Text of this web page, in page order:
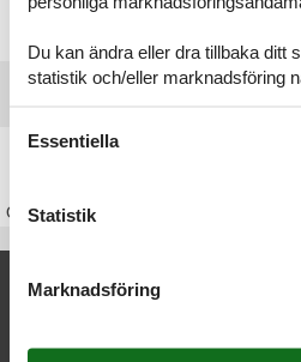
Stuga Sverige
OmSverige
Nya artiklar om
Visa lista
Du kan ändra eller dra tillbaka ditt
statistik och/eller marknadsföring
Essentiella
Statistik
Marknadsföring